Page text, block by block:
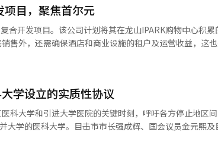
针对化工、钢铁、汽车、电池、造船、家电、物流、医院
习数据，并建立跨政府的数据库。 在“共同成长”领域，
形成的支持。从第三季度开始推进基础养老金和退休养
安全网强化方案。 政府还将应对因AI转型带来的劳
夜间劳动者健康保护方案将在第三季度发布。 青年政策将具体
生活等社会进入阶段。政府计划培养超过20万名AI专业人
AI智能农业设施
将开发与传统市场和地方节庆相结合的旅游内容，并集中
观众失去意识倒地，现场安全人员使用心肺复苏（CPR）
赛增至15
职业棒球运动员协会相关人员的紧急执行委员会，重新制
有比赛（5场）和K联赛2（2级）第21轮所有比赛（8场
在晚上7点后进行。 联盟还在6月至8月的夏季比赛
90秒至3分钟的“降温休息”。同时，为降低场地温度，
显示屏播放与酷暑相关的安全宣传视频，以保护观众。 需要
取了休息措施，并加强了现场安全手册。韩国女子职业高
项目，聚焦首尔元
合开发项目。该公司计划将其在龙山IPARK购物中心积
售外，还需确保酒店和商业设施的租户及运营收益，这
参与的承包项目。 公司相关人士表示：“我们正以
够产生区域协同效应的项目。” 首尔元是公司开发与运营
边，面积约15万平方米，计划建设约3000户住宅、酒店
4万亿韩元。其中，首尔元IPARK已率先开盘，规模为1856
开来，结合住宅与购物、酒店、办公、健康管理等功能，
学设立的实质性协议
科大学和引进大学医院的关键时刻，呼吁各方停止地区
大学的医科大学。目击市市长强成辉、国会议员金元熙及
学与顺天大学之间的对立，呼吁各方展开大局合作。此